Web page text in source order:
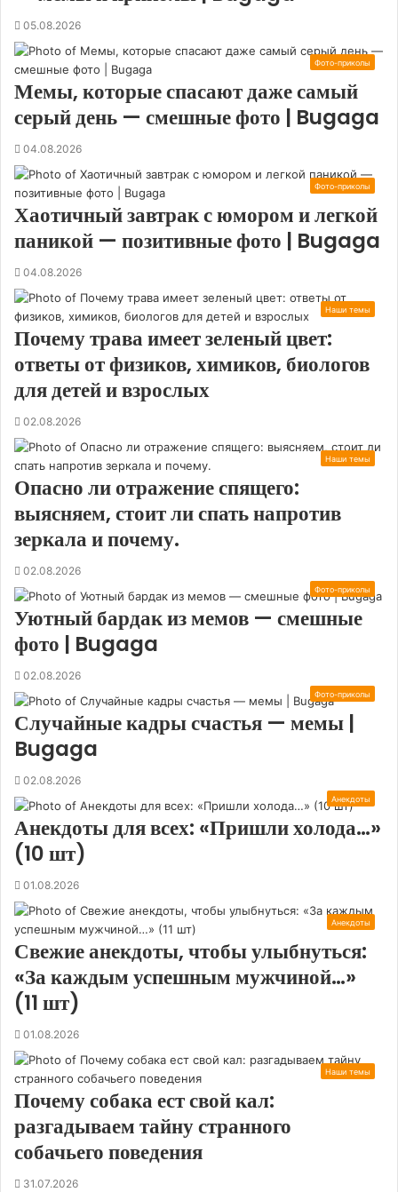
05.08.2026
Фото-приколы
Мемы, которые спасают даже самый
серый день — смешные фото | Bugaga
04.08.2026
Фото-приколы
Хаотичный завтрак с юмором и легкой
паникой — позитивные фото | Bugaga
04.08.2026
Наши темы
Почему трава имеет зеленый цвет:
ответы от физиков, химиков, биологов
для детей и взрослых
02.08.2026
Наши темы
Опасно ли отражение спящего:
выясняем, стоит ли спать напротив
зеркала и почему.
02.08.2026
Фото-приколы
Уютный бардак из мемов — смешные
фото | Bugaga
02.08.2026
Фото-приколы
Случайные кадры счастья — мемы |
Bugaga
02.08.2026
Анекдоты
Анекдоты для всех: «Пришли холода…»
(10 шт)
01.08.2026
Анекдоты
Свежие анекдоты, чтобы улыбнуться:
«За каждым успешным мужчиной…»
(11 шт)
01.08.2026
Наши темы
Почему собака ест свой кал:
разгадываем тайну странного
собачьего поведения
31.07.2026